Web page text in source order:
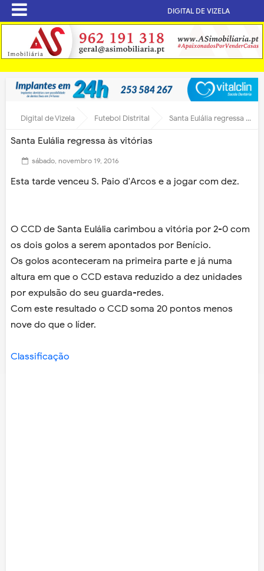
DIGITAL DE VIZELA
Digital de Vizela Futebol Distrital Santa Eulália regressa às vitórias
Santa Eulália regressa às vitórias
sábado, novembro 19, 2016
Esta tarde venceu S. Paio d'Arcos e a jogar com dez.
O CCD de Santa Eulália carimbou a vitória por 2-0 com
os dois golos a serem apontados por Benício.
Os golos aconteceram na primeira parte e já numa
altura em que o CCD estava reduzido a dez unidades
por expulsão do seu guarda-redes.
Com este resultado o CCD soma 20 pontos menos
nove do que o líder.
Classificação